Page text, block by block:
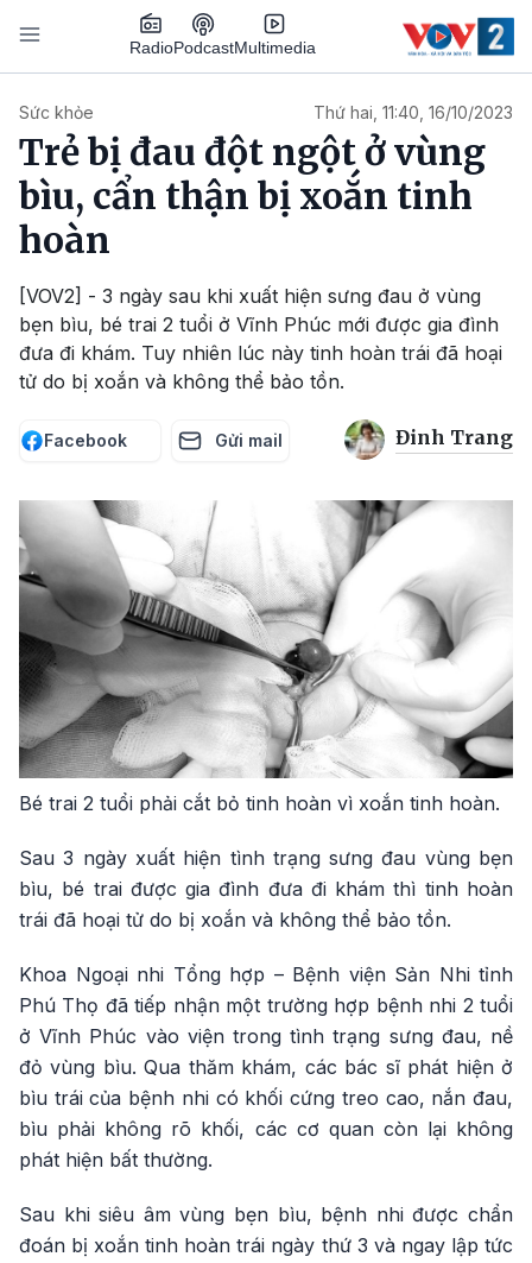
Nhảy đến nội dung
RadioPodcastMultimedia
Sức khỏe Thứ hai, 11:40, 16/10/2023
Trẻ bị đau đột ngột ở vùng
bìu, cẩn thận bị xoắn tinh
hoàn
[VOV2] - 3 ngày sau khi xuất hiện sưng đau ở vùng
bẹn bìu, bé trai 2 tuổi ở Vĩnh Phúc mới được gia đình
đưa đi khám. Tuy nhiên lúc này tinh hoàn trái đã hoại
tử do bị xoắn và không thể bảo tồn.
Facebook Gửi mail Đinh Trang
Bé trai 2 tuổi phải cắt bỏ tinh hoàn vì xoắn tinh hoàn.
Sau 3 ngày xuất hiện tình trạng sưng đau vùng bẹn
bìu, bé trai được gia đình đưa đi khám thì tinh hoàn
trái đã hoại tử do bị xoắn và không thể bảo tồn.
Khoa Ngoại nhi Tổng hợp – Bệnh viện Sản Nhi tỉnh
Phú Thọ đã tiếp nhận một trường hợp bệnh nhi 2 tuổi
ở Vĩnh Phúc vào viện trong tình trạng sưng đau, nề
đỏ vùng bìu. Qua thăm khám, các bác sĩ phát hiện ở
bìu trái của bệnh nhi có khối cứng treo cao, nắn đau,
bìu phải không rõ khối, các cơ quan còn lại không
phát hiện bất thường.
Sau khi siêu âm vùng bẹn bìu, bệnh nhi được chẩn
đoán bị xoắn tinh hoàn trái ngày thứ 3 và ngay lập tức